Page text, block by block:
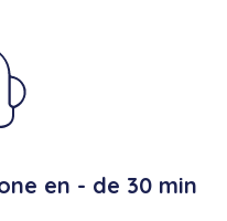
en - de 30 min